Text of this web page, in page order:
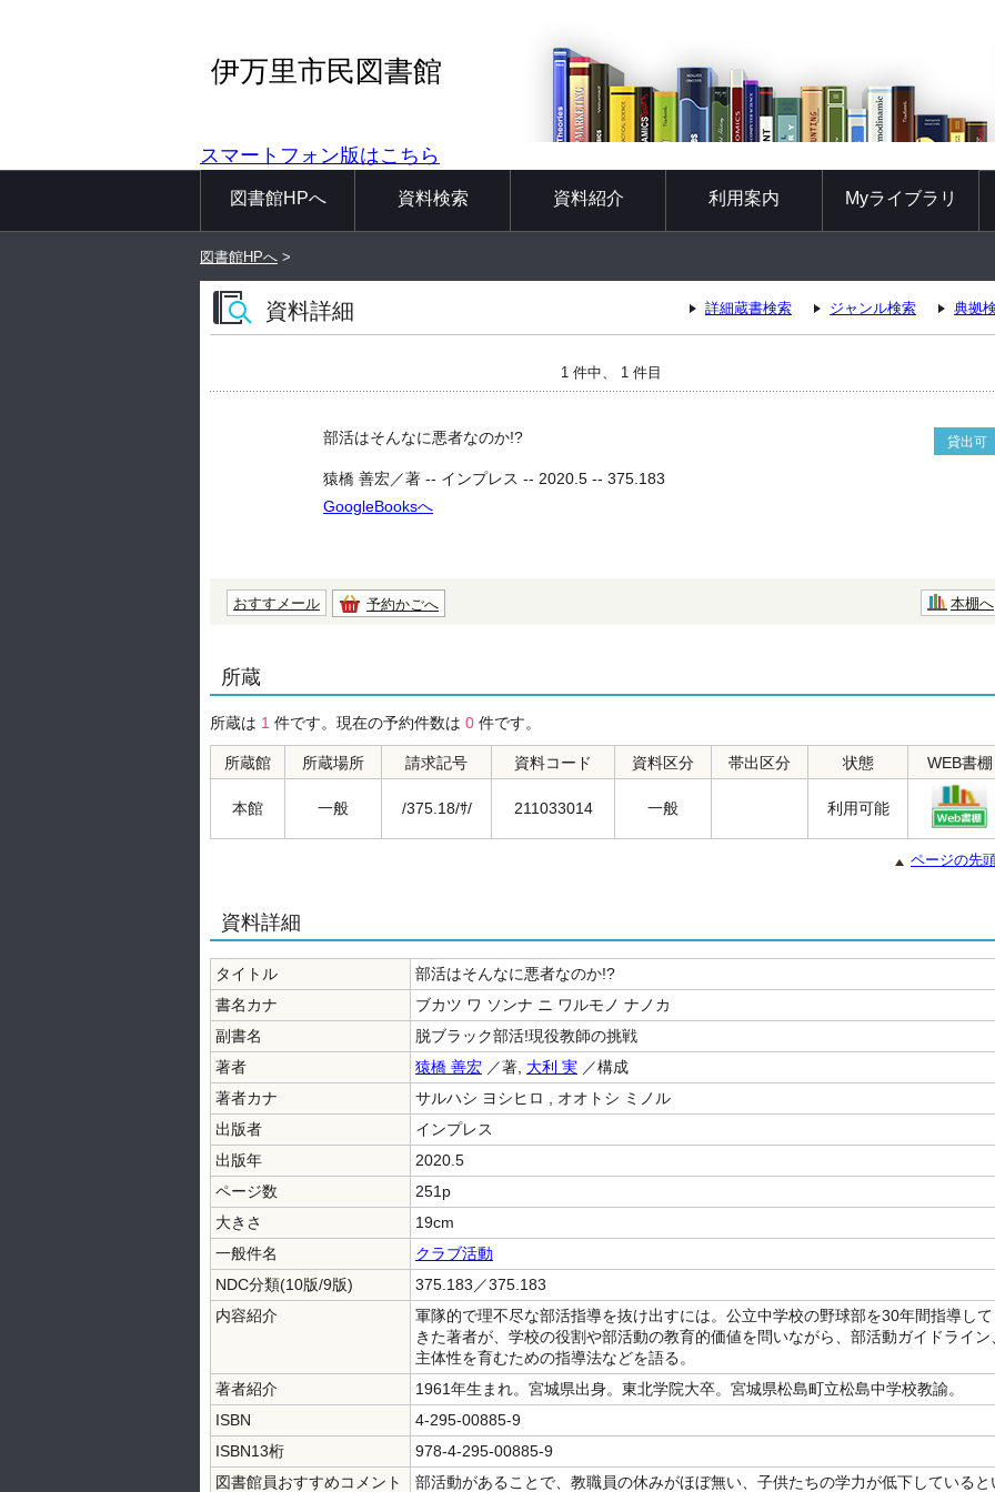
伊万里市民図書館
スマートフォン版はこちら
図書館HPへ 資料検索 資料紹介 利用案内 Myライブラリ
図書館HPへ >
資料詳細 詳細蔵書検索 ジャンル検索 典拠
1 件中、 1 件目
部活はそんなに悪者なのか!? 貸出可
猿橋 善宏／著 -- インプレス -- 2020.5 -- 375.183
GoogleBooksへ
おすすメール 予約かごへ 本棚へ
所蔵
所蔵は 1 件です。現在の予約件数は 0 件です。
所蔵館 所蔵場所 請求記号 資料コード 資料区分 帯出区分 状態 WEB書棚
本館 一般 /375.18/ｻ/ 211033014 一般 利用可能
ページの先
資料詳細
タイトル
部活はそんなに悪者なのか!?
書名カナ
ブカツ ワ ソンナ ニ ワルモノ ナノカ
副書名
脱ブラック部活!現役教師の挑戦
著者
猿橋 善宏 ／著, 大利 実 ／構成
著者カナ
サルハシ ヨシヒロ , オオトシ ミノル
出版者
インプレス
出版年
2020.5
ページ数
251p
大きさ
19cm
一般件名
クラブ活動
NDC分類(10版/9版)
375.183／375.183
内容紹介
軍隊的で理不尽な部活指導を抜け出すには。公立中学校の野球部を30年間指導して
きた著者が、学校の役割や部活動の教育的価値を問いながら、部活動ガイドライン
主体性を育むための指導法などを語る。
著者紹介
1961年生まれ。宮城県出身。東北学院大卒。宮城県松島町立松島中学校教諭。
ISBN
4-295-00885-9
ISBN13桁
978-4-295-00885-9
図書館員おすすめコメント
部活動があることで、教職員の休みがほぼ無い、子供たちの学力が低下していると